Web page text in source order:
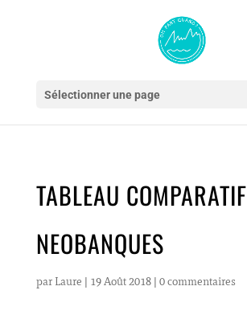
Sélectionner une page
TABLEAU COMPARATIF
NEOBANQUES
par Laure | 19 Août 2018| 0 commentaires